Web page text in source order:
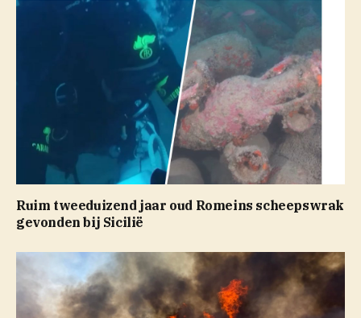
Ruim tweeduizend jaar oud Romeins scheepswrak
gevonden bij Sicilië